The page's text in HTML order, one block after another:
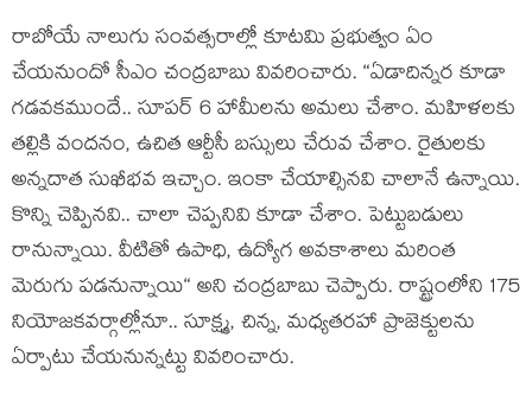
రాబోయే నాలుగు సంవ‌త్స‌రాల్లో కూట‌మి ప్ర‌భుత్వం ఏం
చేయ‌నుందో సీఎం చంద్ర‌బాబు వివ‌రించారు. “ఏడాదిన్న‌ర కూడా
గ‌డ‌వ‌క‌ముందే.. సూప‌ర్ 6 హామీల‌ను అమ‌లు చేశాం. మ‌హిళ‌ల‌కు
త‌ల్లికి వంద‌నం, ఉచిత ఆర్టీసీ బ‌స్సులు చేరువ చేశాం. రైతుల‌కు
అన్న‌దాత సుఖీభ‌వ ఇచ్చాం. ఇంకా చేయాల్సిన‌వి చాలానే ఉన్నాయి.
కొన్ని చెప్పిన‌వి.. చాలా చెప్ప‌నివి కూడా చేశాం. పెట్టుబ‌డులు
రానున్నాయి. వీటితో ఉపాధి, ఉద్యోగ అవ‌కాశాలు మ‌రింత
మెరుగు ప‌డ‌నున్నాయి“ అని చంద్ర‌బాబు చెప్పారు. రాష్ట్రంలోని 175
నియోజ‌క‌వ‌ర్గాల్లోనూ.. సూక్ష్మ‌, చిన్న‌, మ‌ధ్య‌త‌ర‌హా ప్రాజెక్టుల‌ను
ఏర్పాటు చేయ‌నున్న‌ట్టు వివ‌రించారు.